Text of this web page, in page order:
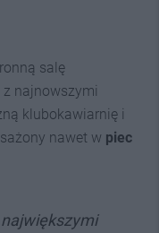
salę
najnowszymi
klubokawiarnię i
nawet w piec